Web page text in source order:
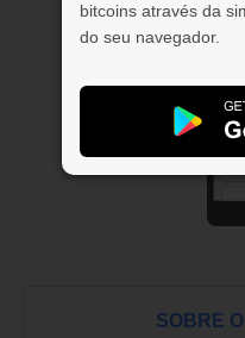
bitcoins através da
do seu navegador.
SOBRE